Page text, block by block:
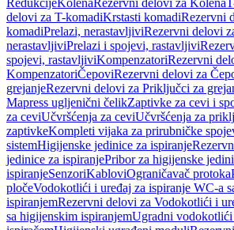
RedukcijeKolenaRezervni delovi za Kolena
delovi za T-komadiKrstasti komadiRezervni
komadiPrelazi, nerastavljiviRezervni delovi
nerastavljiviPrelazi i spojevi, rastavljivi
spojevi, rastavljiviKompenzatoriRezervni
KompenzatoriČepoviRezervni delovi za
grejanjeRezervni delovi za Priključci za
Mapress ugljenični čelikZaptivke za cevi i
za ceviUčvršćenja za ceviUčvršćenja za
zaptivkeKompleti vijaka za prirubničke
sistemHigijenske jedinice za ispiranje
jedinice za ispiranjePribor za higijenske
ispiranjeSenzoriKabloviOgraničavač protoka
pločeVodokotlići i uređaj za ispiranje WC-a
ispiranjemRezervni delovi za Vodokotlići i
sa higijenskim ispiranjemUgradni